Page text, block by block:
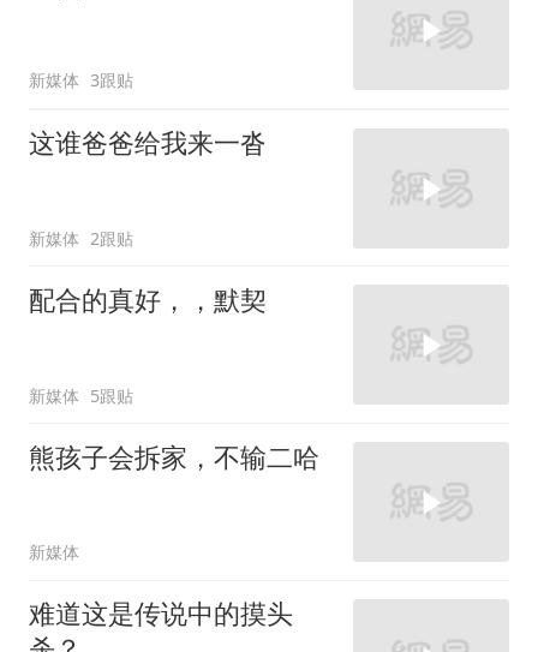
新媒体 3跟贴
这谁爸爸给我来一沓
新媒体 2跟贴
配合的真好，，默契
新媒体 5跟贴
熊孩子会拆家，不输二哈
新媒体
难道这是传说中的摸头